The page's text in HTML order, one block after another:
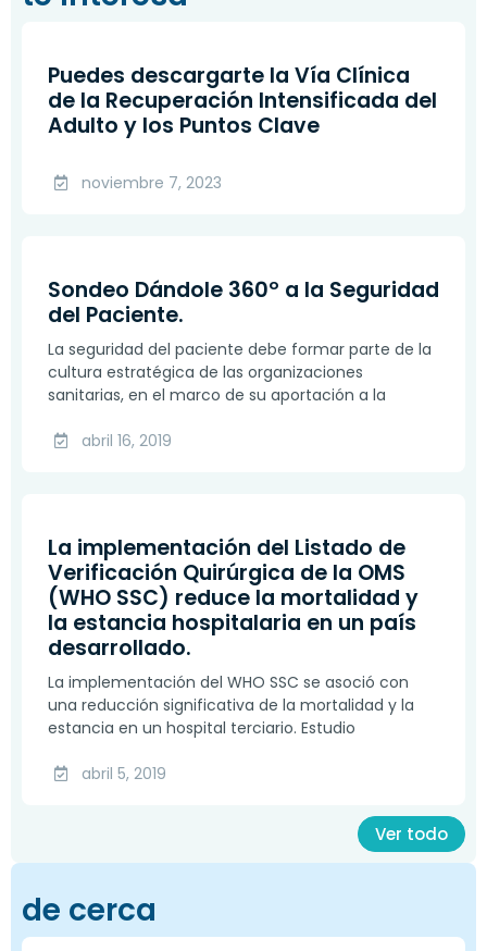
Puedes descargarte la Vía Clínica
de la Recuperación Intensificada del
Adulto y los Puntos Clave
noviembre 7, 2023
Sondeo Dándole 360º a la Seguridad
del Paciente.
La seguridad del paciente debe formar parte de la
cultura estratégica de las organizaciones
sanitarias, en el marco de su aportación a la
abril 16, 2019
La implementación del Listado de
Verificación Quirúrgica de la OMS
(WHO SSC) reduce la mortalidad y
la estancia hospitalaria en un país
desarrollado.
La implementación del WHO SSC se asoció con
una reducción significativa de la mortalidad y la
estancia en un hospital terciario. Estudio
abril 5, 2019
Ver todo
de cerca